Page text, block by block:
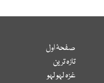
صفحۂ اول
تازہ ترین
غزہ لہو لہو